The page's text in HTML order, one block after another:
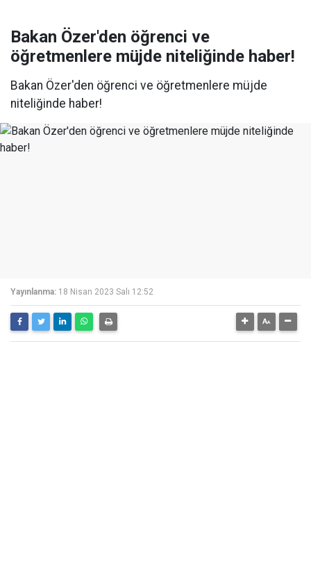
Bakan Özer'den öğrenci ve
öğretmenlere müjde niteliğinde haber!
Bakan Özer'den öğrenci ve öğretmenlere müjde
niteliğinde haber!
Yayınlanma: 18 Nisan 2023 Salı 12:52